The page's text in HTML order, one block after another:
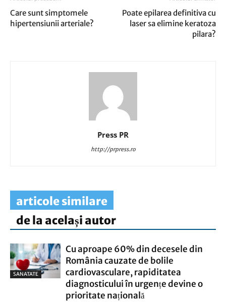
Care sunt simptomele
hipertensiunii arteriale?
Poate epilarea definitiva cu
laser sa elimine keratoza
pilara?
Press PR
http://prpress.ro
articole similare
de la același autor
SANATATE
Cu aproape 60% din decesele din
România cauzate de bolile
cardiovasculare, rapiditatea
diagnosticului în urgențe devine o
prioritate națională